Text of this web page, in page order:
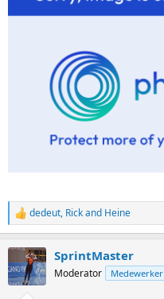
R
e
t
i
dedeut, Rickand Heine
SprintMaster
Moderator Medewerker